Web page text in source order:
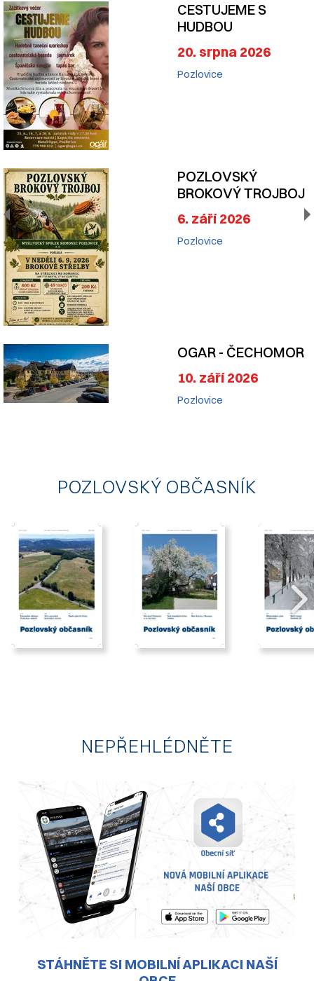
CESTUJEME S
HUDBOU
20. srpna 2026
Pozlovice
POZLOVSKÝ
BROKOVÝ TROJBOJ
6. září 2026
Pozlovice
OGAR - ČECHOMOR
10. září 2026
Pozlovice
POZLOVSKÝ OBČASNÍK
NEPŘEHLÉDNĚTE
STÁHNĚTE SI MOBILNÍ APLIKACI NAŠÍ